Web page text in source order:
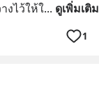
งไว้ให้ใ... ดูเพิ่มเติม
1